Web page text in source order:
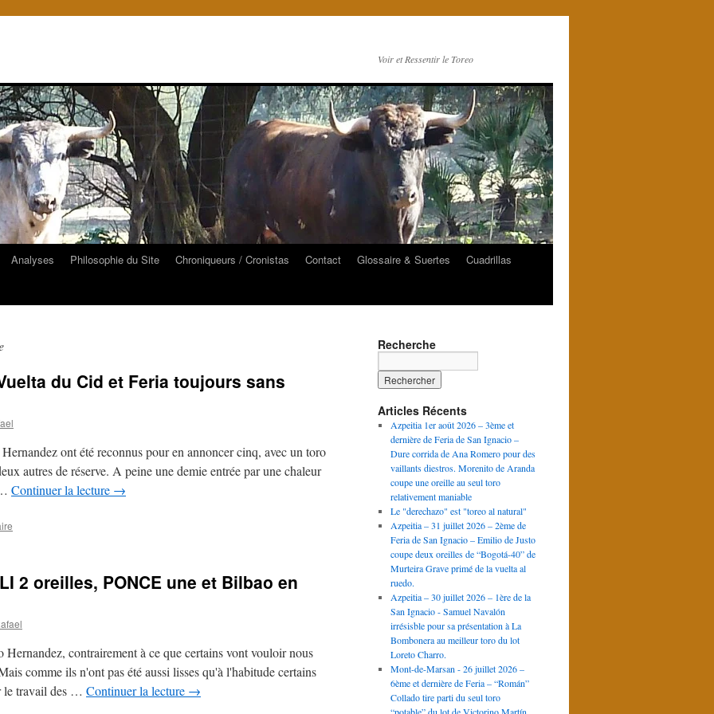
Voir et Ressentir le Toreo
Analyses Philosophie du Site Chroniqueurs / Cronistas Contact Glossaire & Suertes
Cuadrillas
du Cid et Feria toujours sans
ont été reconnus pour en annoncer cinq, avec un toro
autres de réserve. A peine une demie entrée par une chaleur
Continuer la lecture →
2 oreilles, PONCE une et Bilbao en
contrairement à ce que certains vont vouloir nous
comme ils n'ont pas été aussi lisses qu'à l'habitude certains
le travail des … Continuer la lecture →
Recherche
Articles Récents
Azpeitia 1er août 2026 – 3ème et
dernière de Feria de San Ignacio –
Dure corrida de Ana Romero pour des
vaillants diestros. Morenito de Aranda
coupe une oreille au seul toro
relativement maniable
Le "derechazo" est "toreo al natural"
Azpeitia – 31 juillet 2026 – 2ème de
Feria de San Ignacio – Emilio de Justo
coupe deux oreilles de “Bogotá-40” de
Murteira Grave primé de la vuelta al
ruedo.
Azpeitia – 30 juillet 2026 – 1ère de la
San Ignacio - Samuel Navalón
irrésisble pour sa présentation à La
Bombonera au meilleur toro du lot
Loreto Charro.
Mont-de-Marsan - 26 juillet 2026 –
6ème et dernière de Feria – “Román”
Collado tire parti du seul toro